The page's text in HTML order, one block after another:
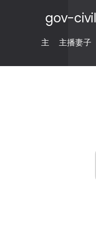
gov-
主 主播妻子